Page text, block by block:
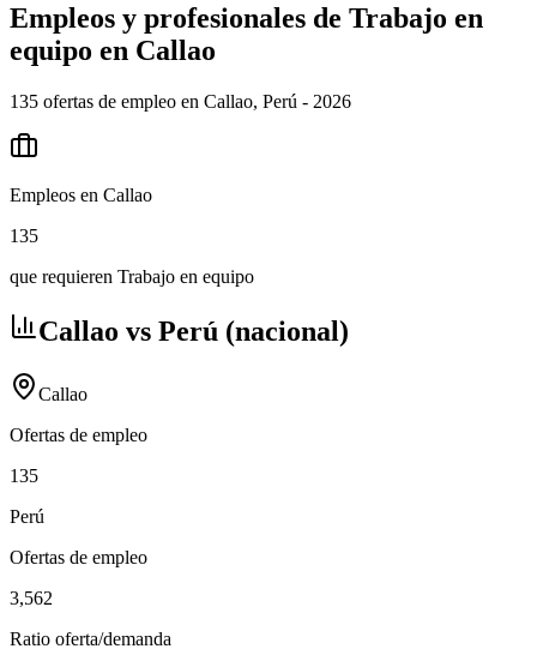
Empleos y profesionales de Trabajo en
equipo en Callao
135 ofertas de empleo en Callao, Perú - 2026
Empleos en Callao
135
que requieren Trabajo en equipo
Callao vs Perú (nacional)
Callao
Ofertas de empleo
135
Perú
Ofertas de empleo
3,562
Ratio oferta/demanda